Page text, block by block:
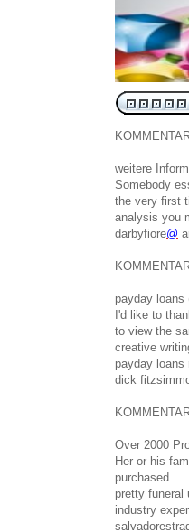
weitere
Somebody
the very first
analysis you
darbyfiore@
payday loans
I'd like to
to view the
creative
payday loans
dick
Over 2000
Her or his
purchased
pretty funeral
industry